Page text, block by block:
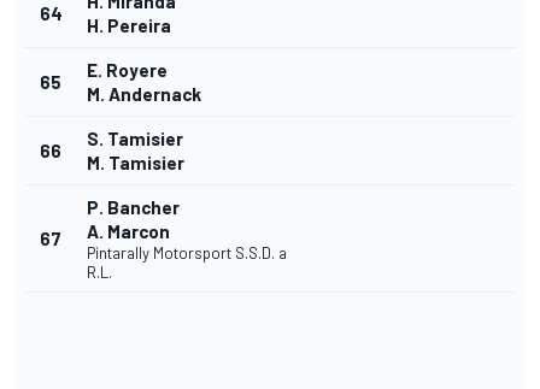
64
H. Pereira
65
E. Royere
M. Andernack
66
S. Tamisier
M. Tamisier
67
P. Bancher
A. Marcon
Pintarally Motorsport S.S.D. a
R.L.